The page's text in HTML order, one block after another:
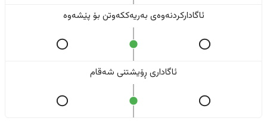
ئاگادارکردنەوەی بەریەککەوتن بۆ پێشەوە
ئاگاداری ڕۆیشتنی شەقام